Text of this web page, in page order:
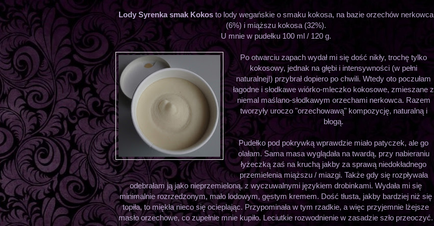
Lody Syrenka smak Kokosto lody wegańskie o smaku kokosa, na bazie orzechów nerkowca
(6%) i miąższu kokosa (32%).
U mnie w pudełku 100 ml / 120 g.
Po otwarciu zapach wydał mi się dość nikły, trochę tylko
kokosowy, jednak na głębi i intensywności (w pełni
naturalnej!) przybrał dopiero po chwili. Wtedy oto poczułam
łagodne i słodkawe wiórko-mleczko kokosowe, zmieszane z
niemal maślano-słodkawym orzechami nerkowca. Razem
tworzyły uroczo "orzechowawą" kompozycję, naturalną i
błogą.
Pudełko pod pokrywką wprawdzie miało patyczek, ale go
olałam. Sama masa wyglądała na twardą, przy nabieraniu
łyżeczką zaś na kruchą jakby za sprawą niedokładnego
przemielenia miąższu / miazgi. Także gdy się rozpływała
odebrałam ją jako nieprzemieloną, z wyczuwalnymi językiem drobinkami. Wydała mi się
minimalnie rozrzedzonym, mało lodowym, gęstym kremem. Dość tłusta, jakby bardziej niż się
topiła, to miękła nieco się ocieplając. Przypominała w tym rzadkie, a więc przyjemnie lżejsze
masło orzechowe, co zupełnie mnie kupiło. Leciutkie rozwodnienie w zasadzie szło przeoczyć.